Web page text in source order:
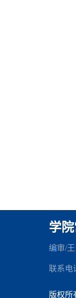
学
编审/
联系电
版权所